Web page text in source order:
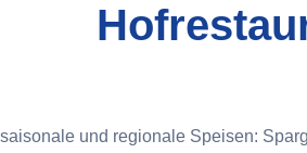
und regionale Speisen: